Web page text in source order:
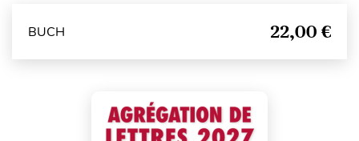
BUCH 22,00 €